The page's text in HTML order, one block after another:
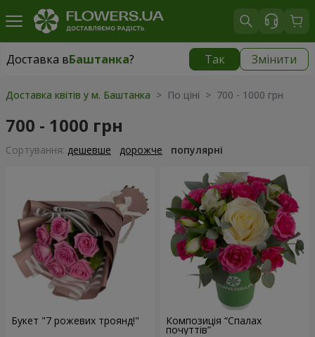
Доставка вБаштанка? Так Змінити
Доставка вБаштанка|
Доставка квітів у м. Баштанка > По ціні > 700 - 1000 грн
700 - 1000 грн
Сортування: дешевше дорожче популярні
Букет "7 рожевих троянд!" Композиція “Спалах
почуттів”